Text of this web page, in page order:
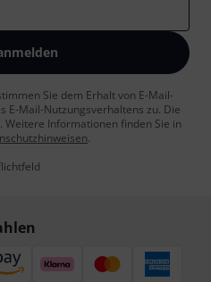
Sie dem Erhalt von E-Mail-
E-Mail-Nutzungsverhaltens zu. Die
Informationen finden Sie in
.